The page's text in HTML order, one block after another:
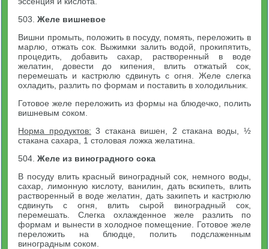
503.Желе вишневое
Вишни промыть, положить в посуду, помять, переложить в
марлю, отжать сок. Выжимки залить водой, прокипятить,
процедить, добавить сахар, растворенный в воде
желатин, довести до кипения, влить отжатый сок,
перемешать и кастрюлю сдвинуть с огня. Желе слегка
охладить, разлить по формам и поставить в холодильник.
Готовое желе переложить из формы на блюдечко, полить
вишневым соком.
Норма продуктов: 3 стакана вишен, 2 стакана воды, ½
стакана сахара, 1 столовая ложка желатина.
504.Желе из виноградного сока
В посуду влить красный виноградный сок, немного воды,
сахар, лимонную кислоту, ванилин, дать вскипеть, влить
растворенный в воде желатин, дать закипеть и кастрюлю
сдвинуть с огня, влить сырой виноградный сок,
перемешать. Слегка охлажденное желе разлить по
формам и вынести в холодное помещение. Готовое желе
переложить на блюдце, полить подслаженным
виноградным соком.